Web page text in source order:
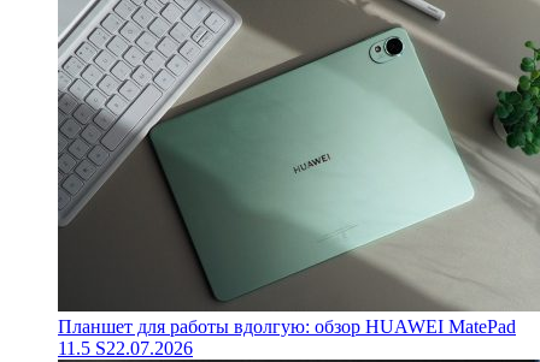
Планшет для работы вдолгую: обзор HUAWEI MatePad
11.5 S22.07.2026